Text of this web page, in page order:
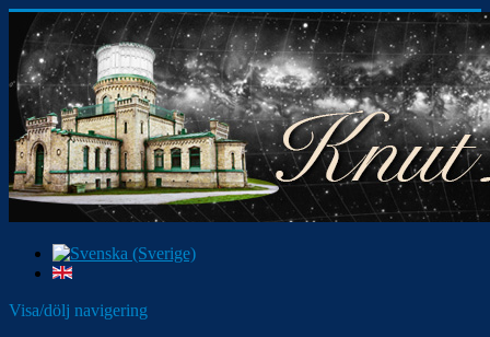
Visa/dölj navigering